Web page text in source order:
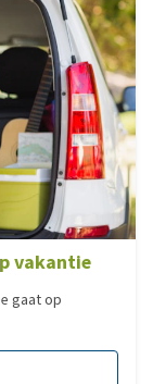
vakantie
gaat op